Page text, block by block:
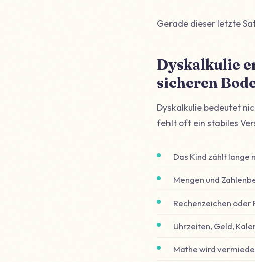
Gerade dieser letzte
Dyskalkulie
sicheren
Dyskalkulie bedeutet
fehlt oft ein stabiles
Das Kind zählt lange
Mengen und
Rechenzeichen
Uhrzeiten, Geld,
Mathe wird